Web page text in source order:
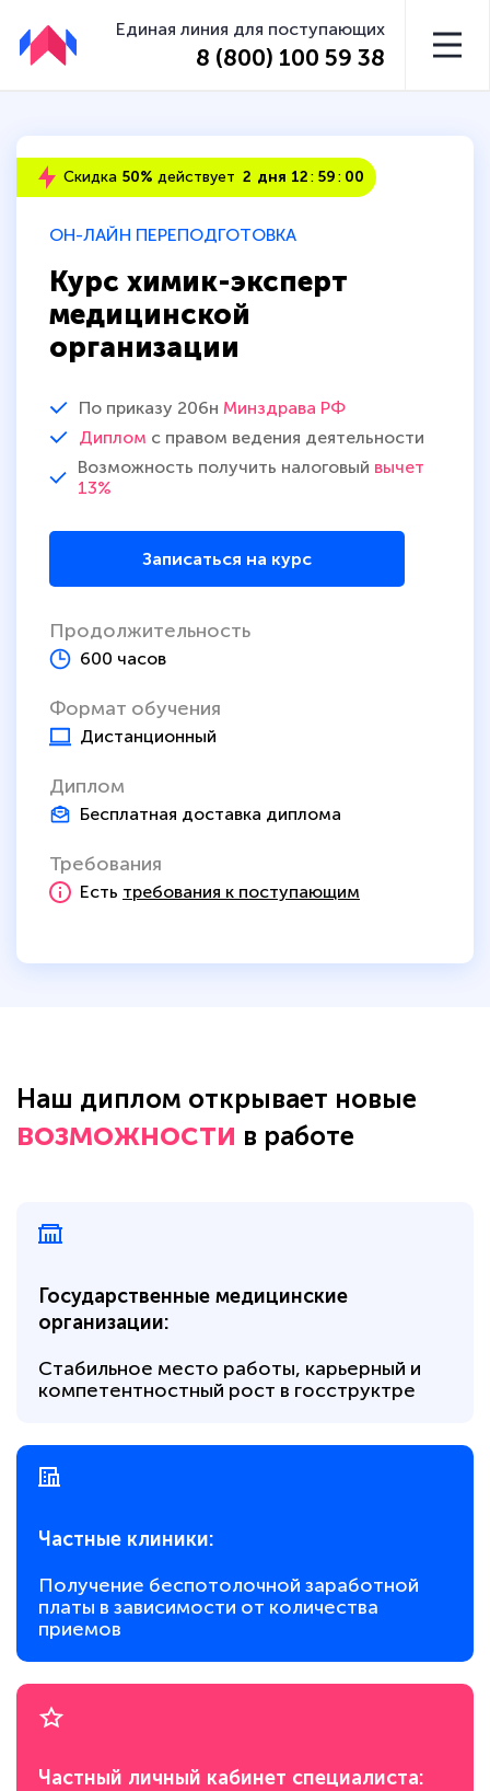
Единая линия для поступающих
8 (800) 100 59 38
ОН-ЛАЙН ПЕРЕПОДГОТОВКА
Курс химик-эксперт
медицинской
организации
По приказу 206н Минздрава РФ
Диплом с правом ведения деятельности
Возможность получить налоговый вычет
13%
Записаться на курс
Продолжительность
600 часов
Формат обучения
Дистанционный
Диплом
Бесплатная доставка диплома
Требования
Есть требования к поступающим
Скидка 50% действует 2 дня 12 58 59
Наш диплом открывает новые
возможности в работе
Государственные медицинские
организации:
Стабильное место работы, карьерный и
компетентностный рост в госструктре
Частные клиники:
Получение беспотолочной заработной
платы в зависимости от количества
приемов
Частный личный кабинет специалиста: